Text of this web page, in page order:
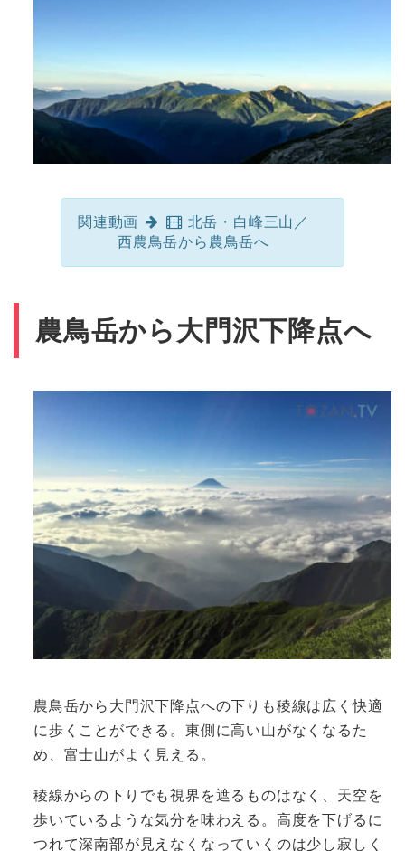
関連動画
北岳・白峰三山／
西農鳥岳から農鳥岳へ
農鳥岳から大門沢下降点へ
農鳥岳から大門沢下降点への下りも稜線は広く快適
に歩くことができる。東側に高い山がなくなるた
め、富士山がよく見える。
稜線からの下りでも視界を遮るものはなく、天空を
歩いているような気分を味わえる。高度を下げるに
つれて深南部が見えなくなっていくのは少し寂しく